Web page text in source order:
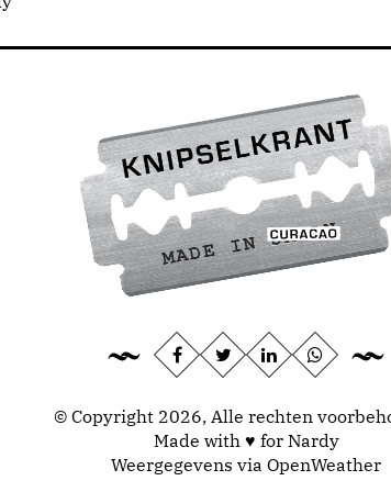
© Copyright 2026, Alle rechten
Made with ♥ for Nardy
Weergegevens via OpenWeather